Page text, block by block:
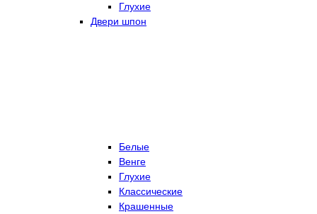
Глухие
Двери шпон
Белые
Венге
Глухие
Классические
Крашенные